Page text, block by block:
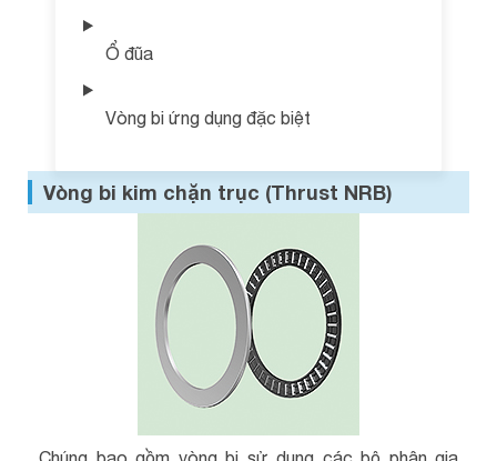
Ổ đũa
Vòng bi ứng dụng đặc biệt
Vòng bi kim chặn trục (Thrust NRB)